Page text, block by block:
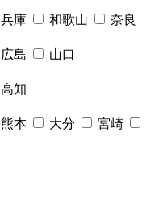
兵庫 和歌山
奈良
広島
山口
高知
熊本 大分
宮崎